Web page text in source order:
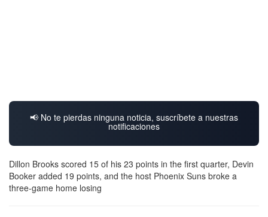
📢 No te pierdas ninguna noticia, suscríbete a nuestras
notificaciones
Dillon Brooks scored 15 of his 23 points in the first quarter, Devin
Booker added 19 points, and the host Phoenix Suns broke a
three-game home losing